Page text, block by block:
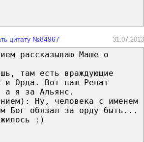
цитату №84967 31.07.2013
рассказываю Маше о
там есть враждующие
и Орда. Вот наш Ренат
а я за Альянс.
Ну, человека с именем
Бог обязал за орду быть...
:)